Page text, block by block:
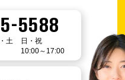
5588
土
日・祝
10:00～17:00